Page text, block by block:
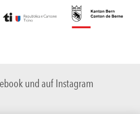
und auf Instagram